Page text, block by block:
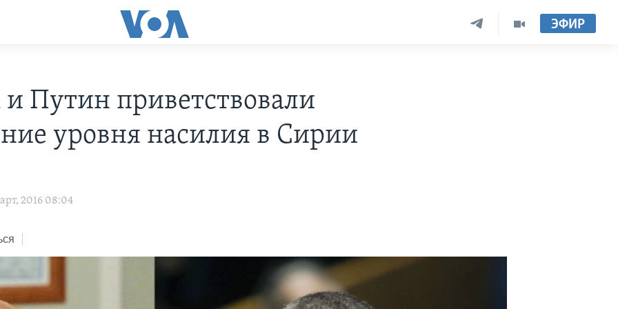
ЭФИР
Путин приветствовали
уровня насилия в Сирии
2016 08:04